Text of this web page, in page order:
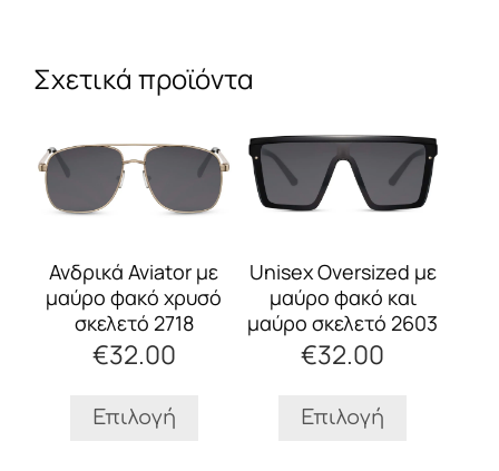
Σχετικά προϊόντα
Ανδρικά Aviator με
μαύρο φακό χρυσό
σκελετό 2718
€32.00
Επιλογή
το
προϊόν
έχει
πολλαπλές
Οι
επιλογές
μπορούν
επιλεγούν
σελίδα
Unisex Oversized με
μαύρο φακό και
μαύρο σκελετό 2603
€32.00
Επιλογή
το
προϊόν
έχει
πολλαπλές
Οι
επιλογές
μπορούν
επιλεγούν
σελίδα